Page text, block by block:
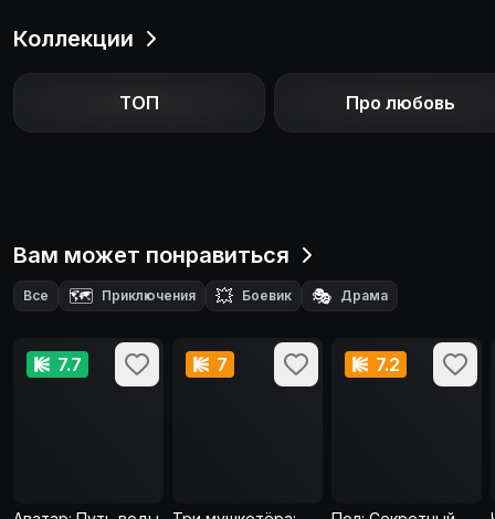
Коллекции
ТОП Про любовь
Вам может понравиться
Все 🗺️ Приключения 💥 Боевик 🎭 Драма
7.7 7 7.2